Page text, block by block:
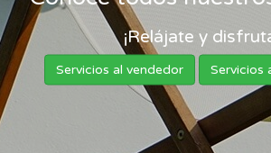
¡Relájate y
Servicios al vendedor Servicios